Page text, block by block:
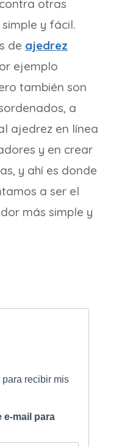
otras
y fácil.
de ajedrez
ejemplo
también son
a
ajedrez en línea
y en crear
y ahí es donde
a ser el
más simple y